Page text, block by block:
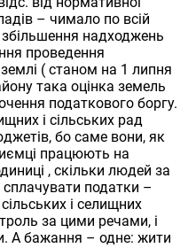
– чимало по всій
надходжень
проведення
( станом на 1 липня
така оцінка земель
податкового боргу.
і сільських рад
бо саме вони, як
працюють на
, скільки людей за
сплачувати податки –
і селищних
за цими речами, і
А бажання – одне: жити